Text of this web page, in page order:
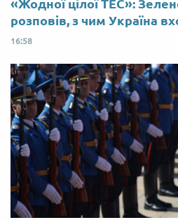
«Жодної цілої ТЕС»:
розповів, з чим Україна
16:58